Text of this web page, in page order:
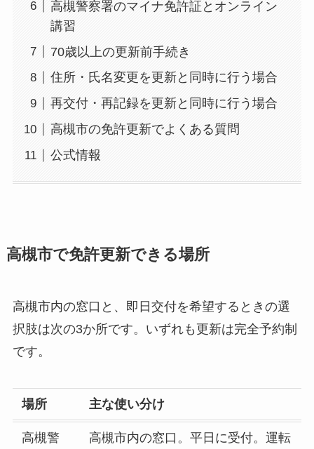
高槻警察署のマイナ免許証とオンライン
講習
70歳以上の更新前手続き
住所・氏名変更を更新と同時に行う場合
再交付・再記録を更新と同時に行う場合
高槻市の免許更新でよくある質問
公式情報
高槻市で免許更新できる場所
高槻市内の窓口と、即日交付を希望するときの選
択肢は次の3か所です。いずれも更新は完全予約制
です。
場所 主な使い分け
高槻警
高槻市内の窓口。平日に受付。運転